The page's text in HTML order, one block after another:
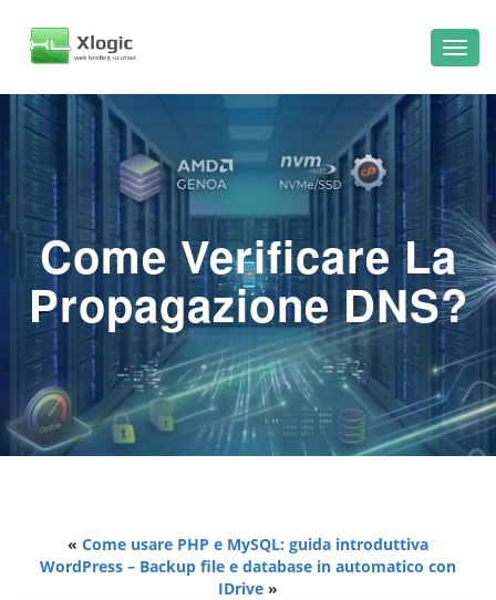
Come Verificare La
Propagazione DNS?
« Come usare PHP e MySQL: guida introduttiva
WordPress – Backup file e database in automatico con
IDrive »